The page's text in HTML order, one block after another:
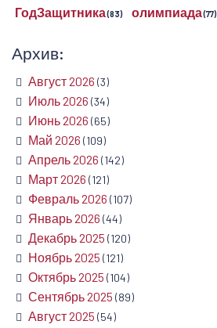
ГодЗащитника(83) олимпиада(77)
Архив:
Август 2026 (3)
Июль 2026 (34)
Июнь 2026 (65)
Май 2026 (109)
Апрель 2026 (142)
Март 2026 (121)
Февраль 2026 (107)
Январь 2026 (44)
Декабрь 2025 (120)
Ноябрь 2025 (121)
Октябрь 2025 (104)
Сентябрь 2025 (89)
Август 2025 (54)